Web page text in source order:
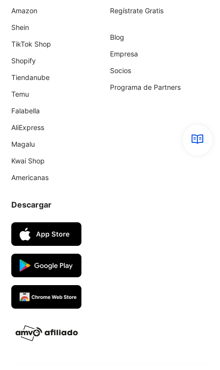
Amazon
Shein
TikTok Shop
Shopify
Tiendanube
Temu
Falabella
AliExpress
Magalu
Kwai Shop
Americanas
Regístrate Gratis
Blog
Empresa
Socios
Programa de Partners
Descargar